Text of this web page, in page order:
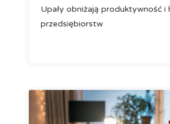
Upały obniżają produktywność i
przedsiębiorstw